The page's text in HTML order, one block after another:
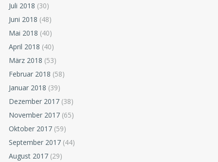
Juli 2018 (30)
Juni 2018 (48)
Mai 2018 (40)
April 2018 (40)
März 2018 (53)
Februar 2018 (58)
Januar 2018 (39)
Dezember 2017 (38)
November 2017 (65)
Oktober 2017 (59)
September 2017 (44)
August 2017 (29)